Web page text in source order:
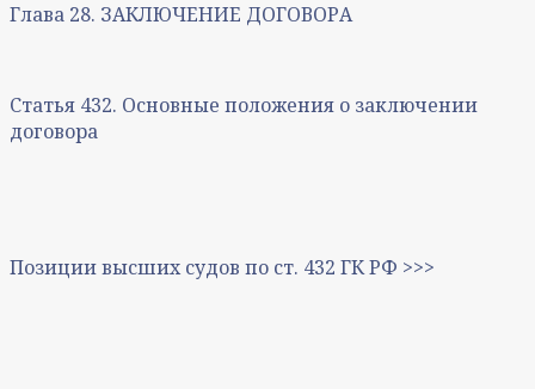
Глава 28. ЗАКЛЮЧЕНИЕ ДОГОВОРА
Статья 432. Основные положения о заключении
договора
Позиции высших судов по ст. 432 ГК РФ >>>